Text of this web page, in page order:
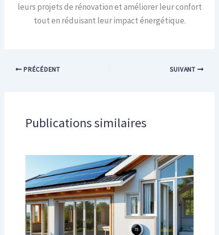
leurs projets de rénovation et améliorer leur confort
tout en réduisant leur impact énergétique.
PRÉCÉDENT SUIVANT
Publications similaires